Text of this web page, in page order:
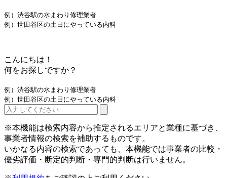
例）渋谷駅の水まわり修理業者
例）世田谷区の土日にやっている内科
こんにちは！
何をお探しですか？
例）渋谷駅の水まわり修理業者
例）世田谷区の土日にやっている内科
※本機能は検索内容から推定されるエリアと業種に基づき、
事業者情報の検索を補助するものです。
いかなる内容の検索であっても、本機能では事業者の比較・
優劣評価・断定的判断・専門的判断は行いません。